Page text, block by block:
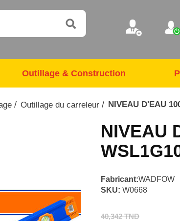
Outillage & Construction
/ Outillage du carreleur / NIVEAU D'EAU
NIVEAU
Fabricant:WADFOW
SKU: W0668
40,342 TND